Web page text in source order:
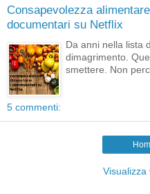
Consapevolezza
documentari su Netflix
Da anni nella lista
dimagrimento.
smettere. Non
5 commenti:
Visualizza